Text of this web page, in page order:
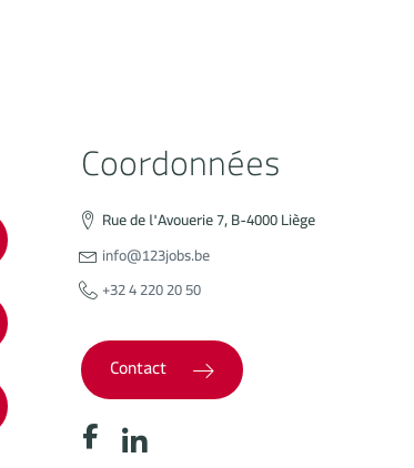
Coordonnées
Rue de l'Avouerie 7, B-4000 Liège
info@123jobs.be
+32 4 220 20 50
Contact